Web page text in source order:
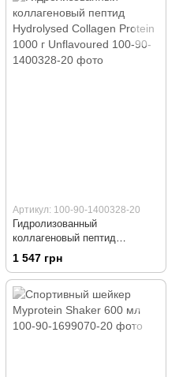
Артикул: 100-90-1400328-20
Гидролизованный
коллагеновый пептид
Hydrolysed Collagen Protein
1000 г Unflavoured
1 547 грн